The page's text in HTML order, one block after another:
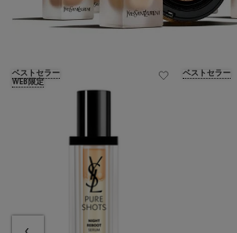
ベストセラー
WEB限定
ベストセラー